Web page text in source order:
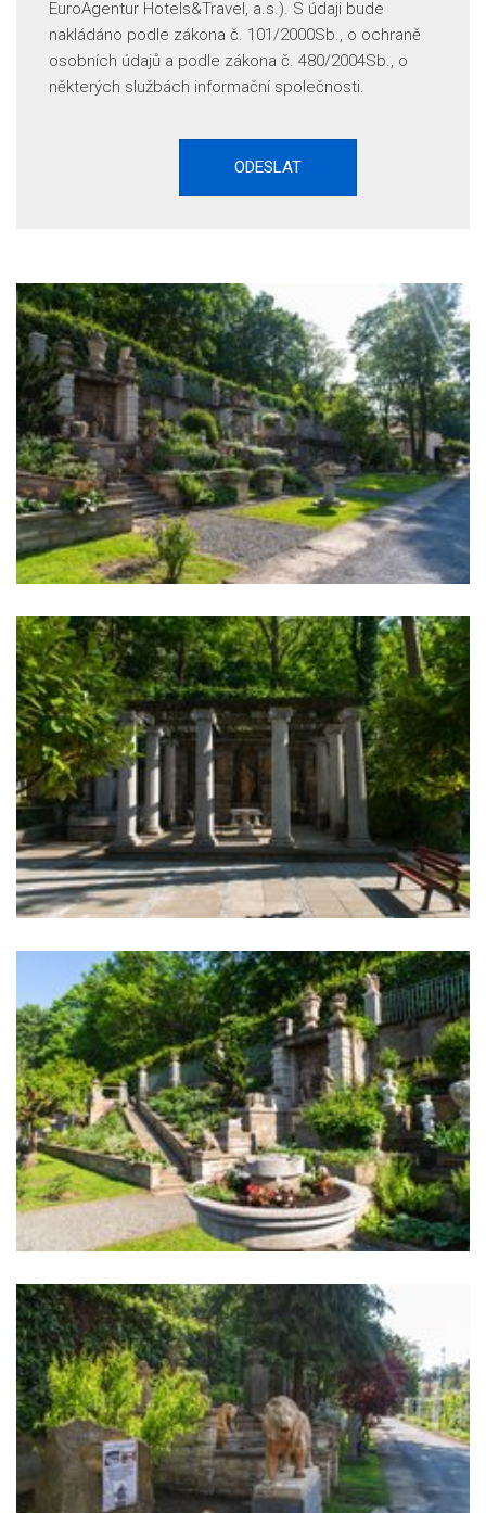
EuroAgentur Hotels&Travel, a.s.). S údaji bude
nakládáno podle zákona č. 101/2000Sb., o ochraně
osobních údajů a podle zákona č. 480/2004Sb., o
některých službách informační společnosti.